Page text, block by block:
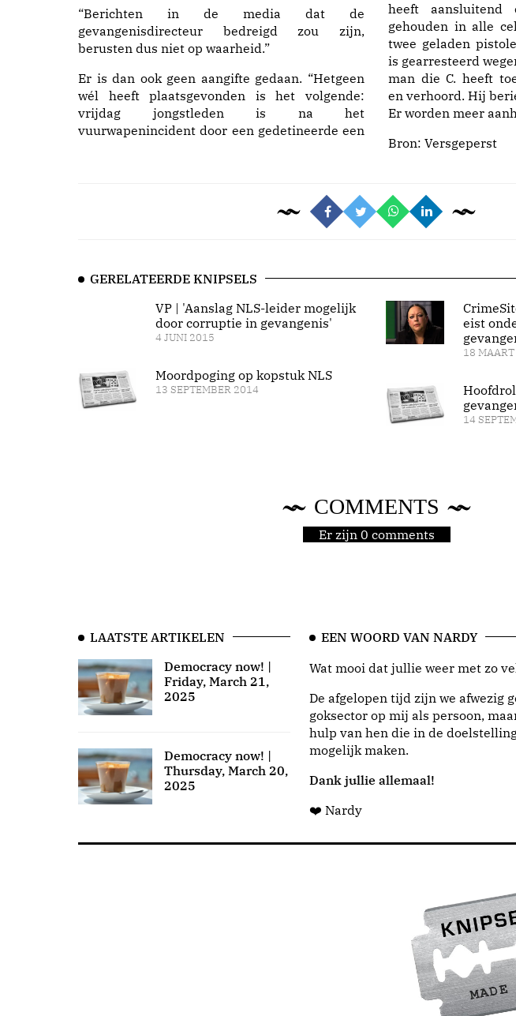
“Berichten in de media dat de
gevangenisdirecteur bedreigd zou zijn,
berusten dus niet op waarheid.”
Er is dan ook geen aangifte gedaan. “Hetgeen
wél heeft plaatsgevonden is het volgende:
vrijdag jongstleden is na het
vuurwapenincident door een gedetineerde een
heeft aansluitend
gehouden in alle
twee geladen
is gearresteerd
man die C. heeft
en verhoord. Hij
Er worden meer
Bron: Versgeperst
GERELATEERDE KNIPSELS
VP | 'Aanslag NLS-leider mogelijk
door corruptie in gevangenis'
4 JUNI 2015
Moordpoging op kopstuk NLS
13 SEPTEMBER 2014
eist
18
14
COMMENTS
Er zijn 0 comments
LAATSTE ARTIKELEN
Democracy now! |
Friday, March 21,
2025
Democracy now! |
Thursday, March 20,
2025
EEN WOORD VAN NARDY
Wat mooi dat jullie weer met zo
De afgelopen tijd zijn we afwezig
goksector op mij als persoon,
hulp van hen die in de
mogelijk maken.
Dank jullie allemaal!
❤️ Nardy